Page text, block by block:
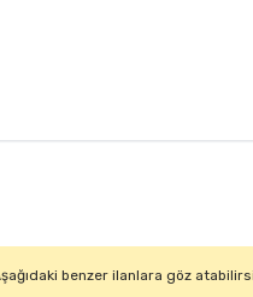
benzer ilanlara göz